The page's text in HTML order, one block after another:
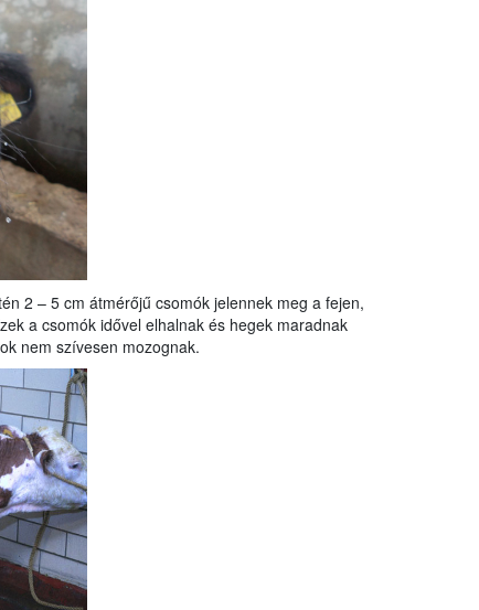
2 – 5 cm átmérőjű csomók jelennek meg a fejen,
a csomók idővel elhalnak és hegek maradnak
nem szívesen mozognak.